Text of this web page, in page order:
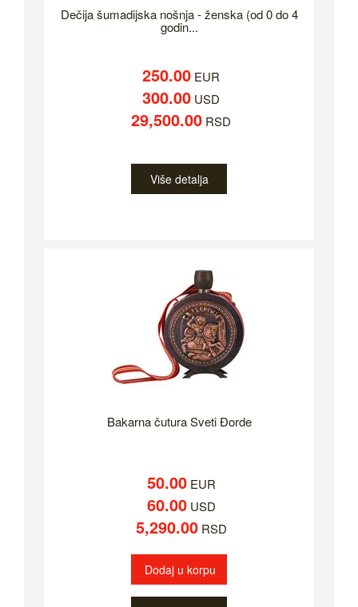
Dečija šumadijska nošnja - ženska (od 0 do 4
godin...
250.00 EUR
300.00 USD
29,500.00 RSD
Više detalja
Bakarna čutura Sveti Đorde
50.00EUR
60.00USD
5,290.00RSD
Dodaj u korpu